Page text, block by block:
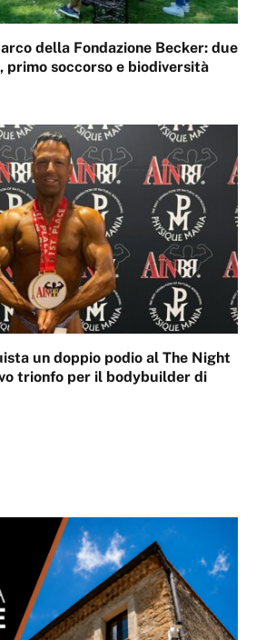
della Fondazione Becker: due
soccorso e biodiversità
un doppio podio al The Night
trionfo per il bodybuilder di